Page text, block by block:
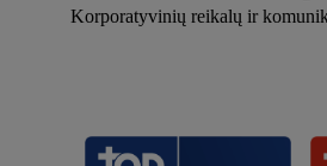
Korporatyvinių reikalų ir